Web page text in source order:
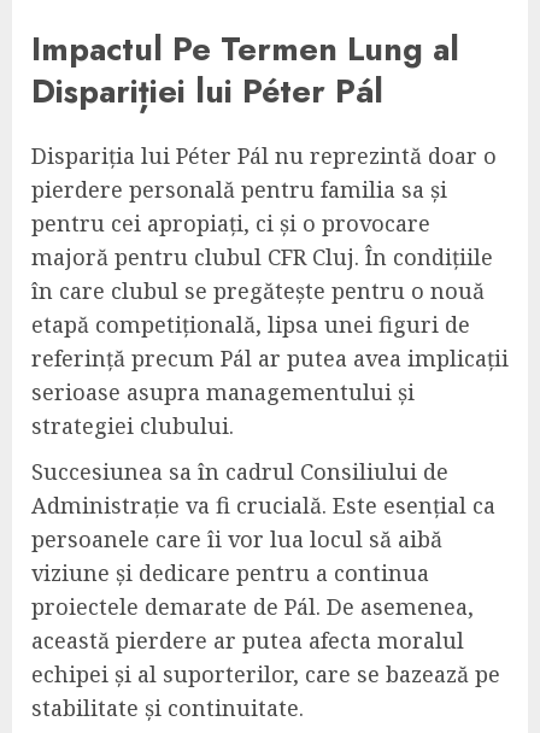
Impactul Pe Termen Lung al
Dispariției lui Péter Pál
Dispariția lui Péter Pál nu reprezintă doar o
pierdere personală pentru familia sa și
pentru cei apropiați, ci și o provocare
majoră pentru clubul CFR Cluj. În condițiile
în care clubul se pregătește pentru o nouă
etapă competițională, lipsa unei figuri de
referință precum Pál ar putea avea implicații
serioase asupra managementului și
strategiei clubului.
Succesiunea sa în cadrul Consiliului de
Administrație va fi crucială. Este esențial ca
persoanele care îi vor lua locul să aibă
viziune și dedicare pentru a continua
proiectele demarate de Pál. De asemenea,
această pierdere ar putea afecta moralul
echipei și al suporterilor, care se bazează pe
stabilitate și continuitate.